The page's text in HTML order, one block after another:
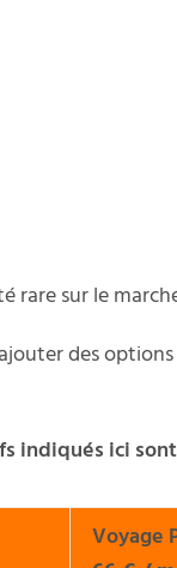
rare sur le
des
indiqués ici
Voyage